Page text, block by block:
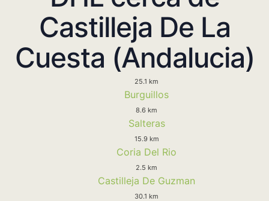
Castilleja De La
Cuesta (Andalucia)
25.1 km
Burguillos
8.6 km
Salteras
15.9 km
Coria Del Rio
2.5 km
Castilleja De Guzman
30.1 km